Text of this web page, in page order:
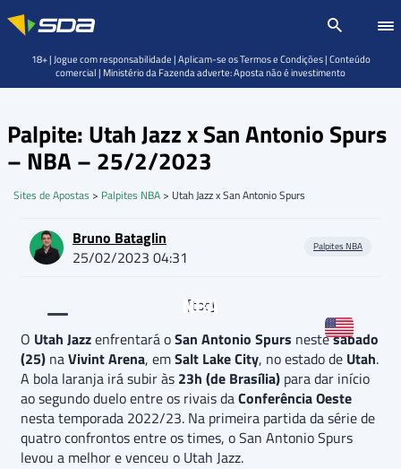
Palpite: Utah Jazz x San Antonio Spurs
– NBA – 25/2/2023
Sites de Apostas > Palpites NBA > Utah Jazz x San Antonio Spurs
Bruno Bataglin
25/02/2023 04:31
Palpites NBA
NBA
[toc]
O Utah Jazzenfrentará oSan Antonio Spurs nestesábado
(25) naVivint Arena, emSalt Lake City, no estado de Utah.
A bola laranja irá subir às 23h (de Brasília) para dar início
ao segundo duelo entre os rivais daConferência Oeste
nesta temporada 2022/23. Na primeira partida da série de
quatro confrontos entre os times, o San Antonio Spurs
levou a melhor e venceu o Utah Jazz.
18+ | Jogue com responsabilidade | Aplicam-se os Termos e Condições | Conteúdo
comercial | Ministério da Fazenda adverte: Aposta não é investimento